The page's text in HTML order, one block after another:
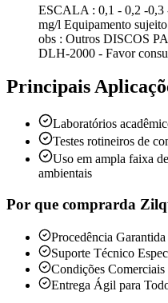
ESCALA : 0,1 - 0,2 -0,3
mg/l Equipamento
obs : Outros DISCOS
DLH-2000 - Favor
Principais
Laboratórios
Testes rotineiros de
Uso em ampla faixa
ambientais
Por que comprarda
Procedência Garantida
Suporte Técnico
Condições
Entrega Ágil para